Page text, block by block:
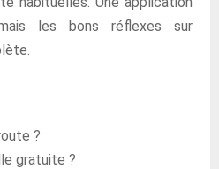
les bons réflexes sur
?
gratuite ?